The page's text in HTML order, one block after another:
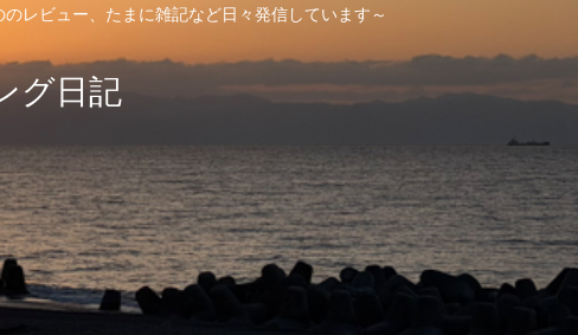
レビュー、たまに雑記など日々発信しています～
グ日記